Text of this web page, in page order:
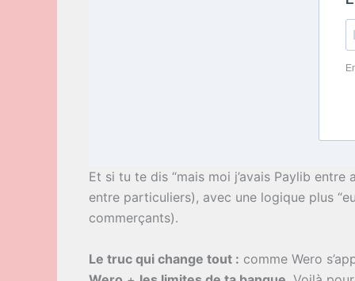
Et si tu te dis “mais moi j’avais Paylib entre
entre particuliers), avec une logique plus
commerçants).
Le truc qui change tout : comme Wero